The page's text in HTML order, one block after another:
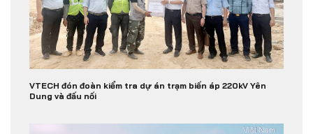
VTECH đón đoàn kiểm tra dự án trạm biến áp 220kV Yên
Dung và đấu nối